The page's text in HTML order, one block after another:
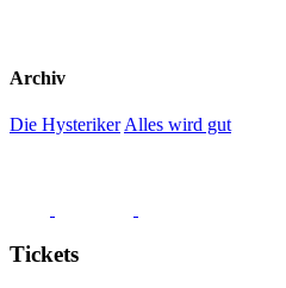
Archiv
Die Hysteriker Alles wird gut
Tickets